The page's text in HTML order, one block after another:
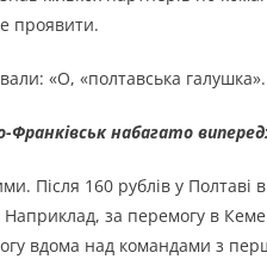
проявити.
«О, «полтавська
Франківськ набагато
Після 160 рублів у Полтаві
за перемогу в
вдома над командами з